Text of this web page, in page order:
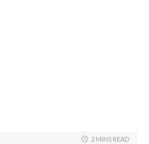
2 MINS READ